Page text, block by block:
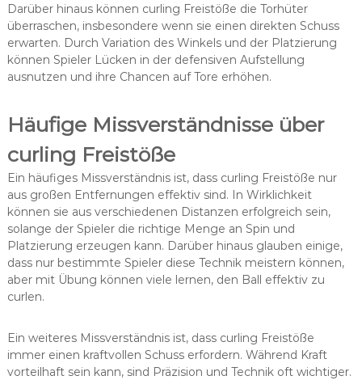
Darüber hinaus können curling Freistöße die Torhüter
überraschen, insbesondere wenn sie einen direkten Schuss
erwarten. Durch Variation des Winkels und der Platzierung
können Spieler Lücken in der defensiven Aufstellung
ausnutzen und ihre Chancen auf Tore erhöhen.
Häufige Missverständnisse über
curling Freistöße
Ein häufiges Missverständnis ist, dass curling Freistöße nur
aus großen Entfernungen effektiv sind. In Wirklichkeit
können sie aus verschiedenen Distanzen erfolgreich sein,
solange der Spieler die richtige Menge an Spin und
Platzierung erzeugen kann. Darüber hinaus glauben einige,
dass nur bestimmte Spieler diese Technik meistern können,
aber mit Übung können viele lernen, den Ball effektiv zu
curlen.
Ein weiteres Missverständnis ist, dass curling Freistöße
immer einen kraftvollen Schuss erfordern. Während Kraft
vorteilhaft sein kann, sind Präzision und Technik oft wichtiger.